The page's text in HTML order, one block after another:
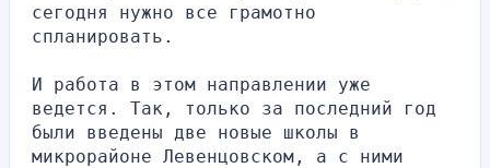
сегодня нужно все грамотно
спланировать.
И работа в этом направлении уже
ведется. Так, только за последний год
были введены две новые школы в
микрорайоне Левенцовском, а с ними